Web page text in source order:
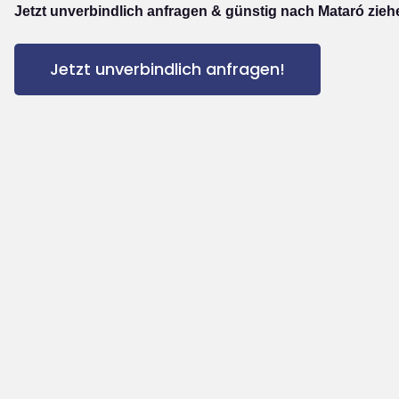
Jetzt unverbindlich anfragen & günstig nach Mataró
Jetzt unverbindlich anfragen!